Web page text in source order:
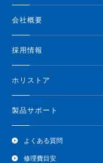
会社概要
採用情報
ホリストア
製品サポート
よくある質問
修理費目安